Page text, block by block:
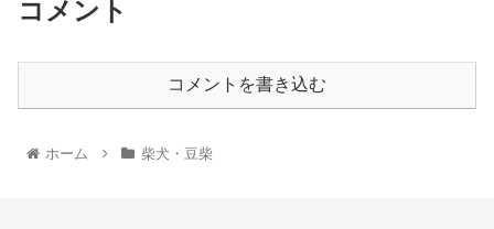
コメント
コメントを書き込む
ホーム 柴犬・豆柴